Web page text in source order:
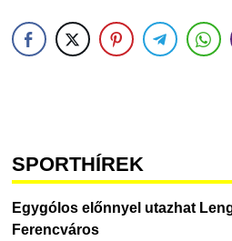
SPORTHÍREK
Egygólos előnnyel utazhat
Ferencváros